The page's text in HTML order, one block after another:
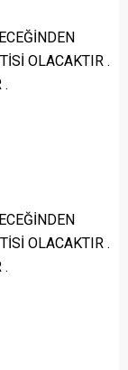
OLACAKTIR .
.
OLACAKTIR .
.